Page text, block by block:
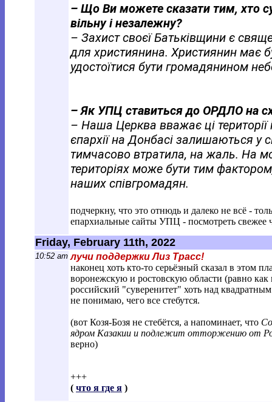
– Що Ви можете сказати тим, хто
вільну і незалежну?
– Захист своєї Батьківщини є
для християнина. Християнин має
удостоїтися бути громадянином
– Як УПЦ ставиться до ОРДЛО на
– Наша Церква вважає ці
єпархії на Донбасі залишаються у
тимчасово втратила, на жаль. На
територіях може бути тим
наших співгромадян.
подчеркну, что это отнюдь и далеко не всё -
епархиальные сайты УПЦ - посмотреть свежее
Friday, February 11th, 2022
10:52 am лучи поддержки Лиз Трасс!
наконец хоть кто-то серьёзный сказал в этом
воронежскую и ростовскую области (равно
российский "суверенитет" хоть над
не понимаю, чего все стебутся.
(вот Козя-Бозя не стебётся, а напоминает, что
ядром Казакии и подлежит отторжению от
верно)
+++
( что я где я )